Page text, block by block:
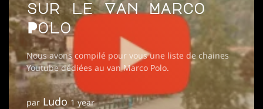
sur le Van Marco
Polo
Nous avons compilé pour vous une liste de chaines
Youtube dédiées au van Marco Polo.
par Ludo1 year